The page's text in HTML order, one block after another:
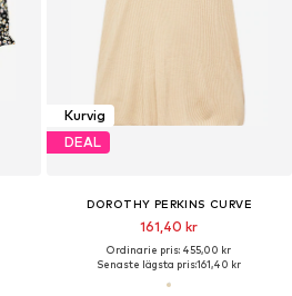
Kurvig
DEAL
DOROTHY PERKINS CURVE
161,40 kr
Ordinarie pris: 455,00 kr
Senaste lägsta pris:161,40 kr